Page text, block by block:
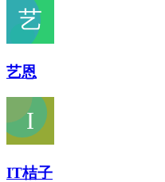
艺恩
IT桔子